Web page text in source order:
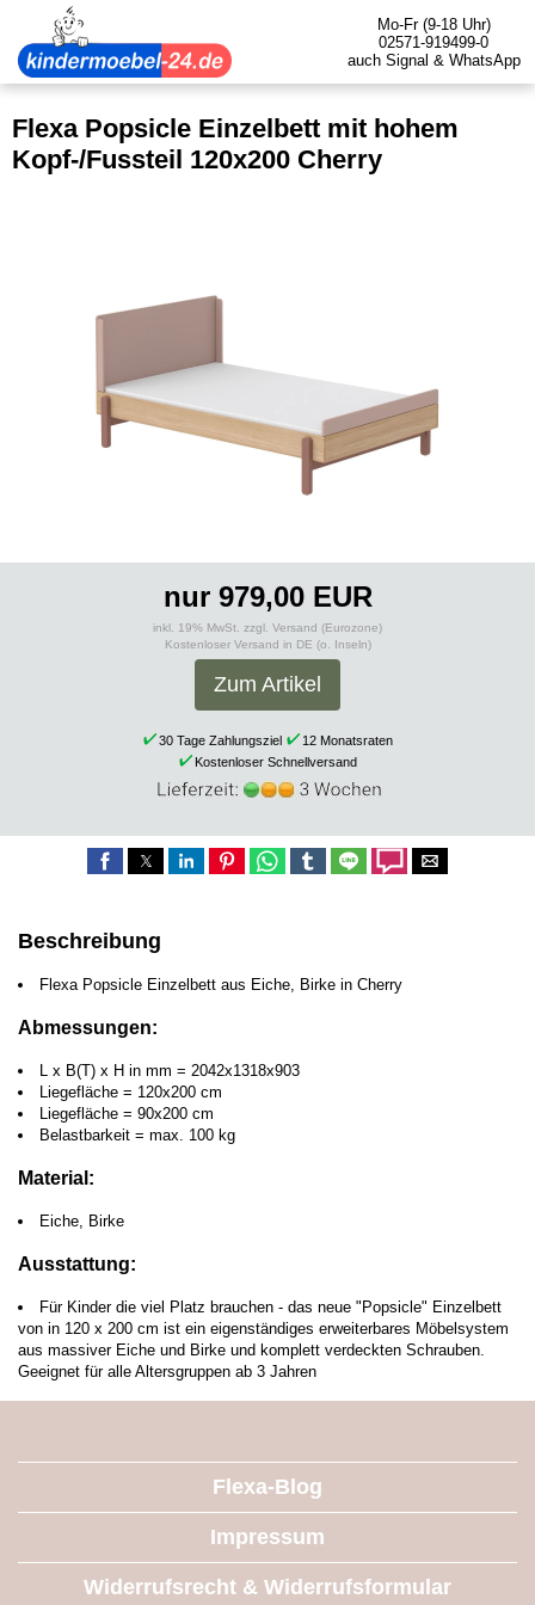
Mo-Fr (9-18 Uhr)
02571-919499-0
auch Signal & WhatsApp
Flexa Popsicle Einzelbett mit hohem
Kopf-/Fussteil 120x200 Cherry
nur 979,00 EUR
inkl. 19% MwSt. zzgl. Versand (Eurozone)
Kostenloser Versand in DE (o. Inseln)
Zum Artikel
30 Tage Zahlungsziel
12 Monatsraten
Kostenloser Schnellversand
Beschreibung
Flexa Popsicle Einzelbett aus Eiche, Birke in Cherry
Abmessungen:
L x B(T) x H in mm = 2042x1318x903
Liegefläche = 120x200 cm
Liegefläche = 90x200 cm
Belastbarkeit = max. 100 kg
Material:
Eiche, Birke
Ausstattung:
Für Kinder die viel Platz brauchen - das neue "Popsicle" Einzelbett
von in 120 x 200 cm ist ein eigenständiges erweiterbares Möbelsystem
aus massiver Eiche und Birke und komplett verdeckten Schrauben.
Geeignet für alle Altersgruppen ab 3 Jahren
Flexa-Blog
Impressum
Widerrufsrecht & Widerrufsformular